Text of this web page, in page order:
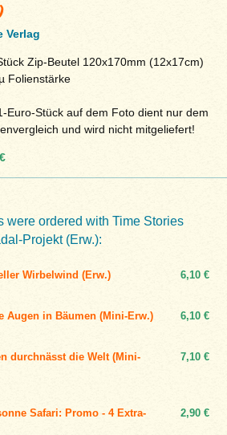
Verlag
Zip-Beutel 120x170mm (12x17cm)
Folienstärke
Euro-Stück auf dem Foto dient nur dem
und wird nicht mitgeliefert!
were ordered with Time Stories
Projekt (Erw.):
Wirbelwind (Erw.)
6,10 €
Augen in Bäumen (Mini-Erw.)
6,10 €
durchnässt die Welt (Mini-
7,10 €
Safari: Promo - 4 Extra-
2,90 €